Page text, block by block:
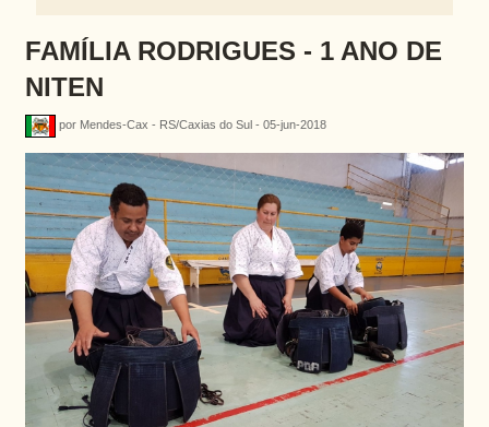
FAMÍLIA RODRIGUES - 1 ANO DE
NITEN
por Mendes-Cax - RS/Caxias do Sul - 05-jun-2018